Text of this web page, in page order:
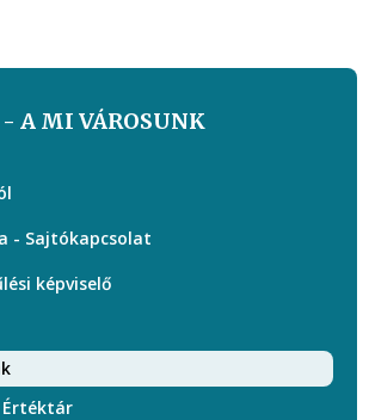
- A MI VÁROSUNK
- Sajtókapcsolat
képviselő
Értéktár